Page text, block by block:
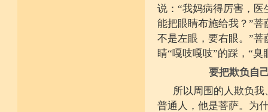
说：“我妈病得厉害，
能把眼睛布施给我？”
不是左眼，要右眼。”
睛“嘎吱嘎吱”的踩，“
要把欺负自
所以周围的人欺负
普通人，他是菩萨。为